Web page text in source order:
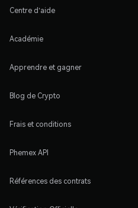
Centre d'aide
Académie
Apprendre et gagner
Blog de Crypto
Frais et conditions
Phemex API
Références des contrats